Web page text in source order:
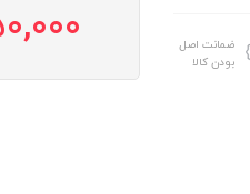
ضمانت اصل
بودن کالا